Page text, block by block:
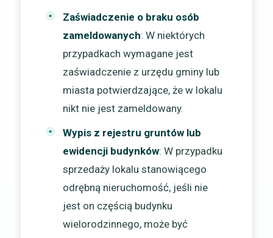
Zaświadczenie o braku osób
zameldowanych: W niektórych
przypadkach wymagane jest
zaświadczenie z urzędu gminy lub
miasta potwierdzające, że w lokalu
nikt nie jest zameldowany.
Wypis z rejestru gruntów lub
ewidencji budynków: W przypadku
sprzedaży lokalu stanowiącego
odrębną nieruchomość, jeśli nie
jest on częścią budynku
wielorodzinnego, może być